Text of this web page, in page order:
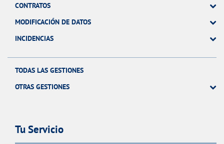
CONTRATOS
MODIFICACIÓN DE DATOS
INCIDENCIAS
TODAS LAS GESTIONES
OTRAS GESTIONES
Tu Servicio